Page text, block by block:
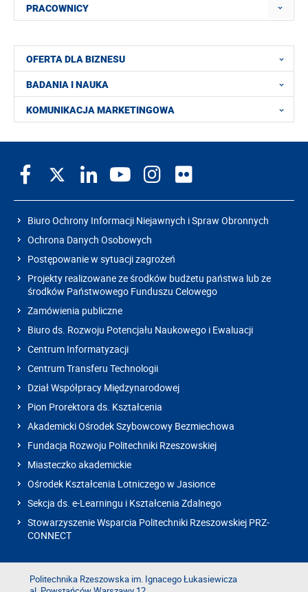
PRACOWNICY
OFERTA DLA BIZNESU
BADANIA I NAUKA
KOMUNIKACJA MARKETINGOWA
Biuro Ochrony Informacji Niejawnych i Spraw Obronnych
Ochrona Danych Osobowych
Postępowanie w sytuacji zagrożeń
Projekty realizowane ze środków budżetu państwa lub ze
środków Państwowego Funduszu Celowego
Zamówienia publiczne
Biuro ds. Rozwoju Potencjału Naukowego i Ewaluacji
Centrum Informatyzacji
Centrum Transferu Technologii
Dział Współpracy Międzynarodowej
Pion Prorektora ds. Kształcenia
Akademicki Ośrodek Szybowcowy Bezmiechowa
Fundacja Rozwoju Politechniki Rzeszowskiej
Miasteczko akademickie
Ośrodek Kształcenia Lotniczego w Jasionce
Sekcja ds. e-Learningu i Kształcenia Zdalnego
Stowarzyszenie Wsparcia Politechniki Rzeszowskiej PRZ-
CONNECT
Politechnika Rzeszowska im. Ignacego Łukasiewicza